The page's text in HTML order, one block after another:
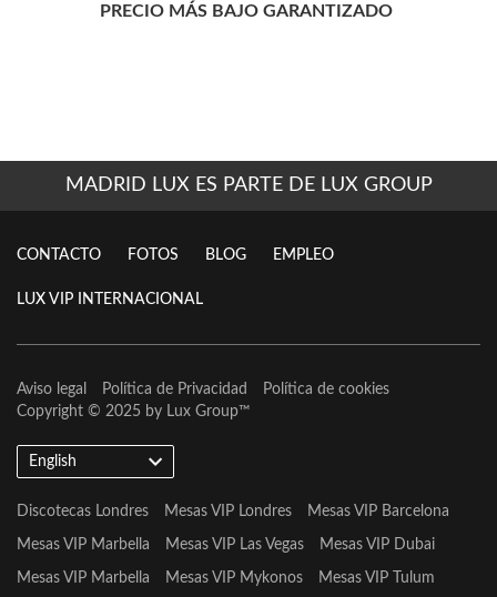
PRECIO MÁS BAJO GARANTIZADO
MADRID LUX ES PARTE DE LUX GROUP
CONTACTO FOTOS BLOG EMPLEO
LUX VIP INTERNACIONAL
Aviso legal Política de Privacidad
Política de cookies
Copyright © 2025 by Lux Group™
English
Discotecas Londres Mesas VIP Londres Mesas VIP Barcelona
Mesas VIP Marbella Mesas VIP Las Vegas Mesas VIP Dubai
Mesas VIP Marbella Mesas VIP Mykonos Mesas VIP Tulum